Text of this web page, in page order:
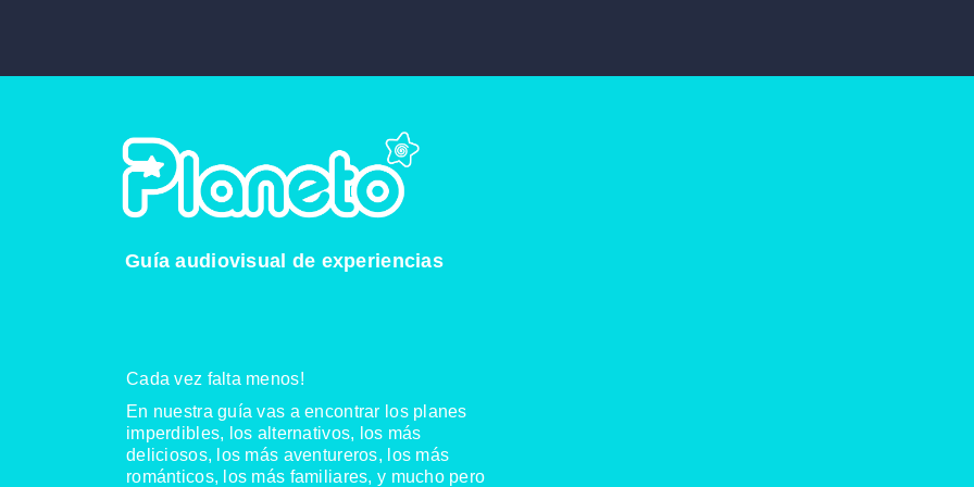
CONTACTO
Guía audiovisual de experiencias
Cada vez falta menos!
En nuestra guía vas a encontrar los planes
imperdibles, los alternativos, los más
deliciosos, los más aventureros, los más
románticos, los más familiares, y mucho pero